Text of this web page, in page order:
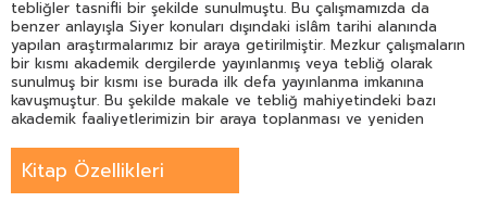
tebliğler tasnifli bir şekilde sunulmuştu. Bu çalışmamızda da
benzer anlayışla Siyer konuları dışındaki islâm tarihi alanında
yapılan araştırmalarımız bir araya getirilmiştir. Mezkur çalışmaların
bir kısmı akademik dergilerde yayınlanmış veya tebliğ olarak
sunulmuş bir kısmı ise burada ilk defa yayınlanma imkanına
kavuşmuştur. Bu şekilde makale ve tebliğ mahiyetindeki bazı
akademik faaliyetlerimizin bir araya toplanması ve yeniden
Kitap Özellikleri